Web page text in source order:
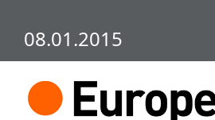
08.01.2015